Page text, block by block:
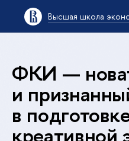
Высшая школа
ФКИ —
и
в
креативной